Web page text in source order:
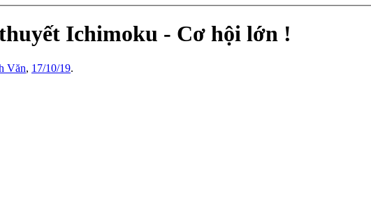
Ichimoku - Cơ hội lớn !
Văn, 17/10/19.